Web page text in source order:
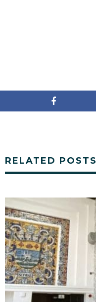
RELATED POSTS